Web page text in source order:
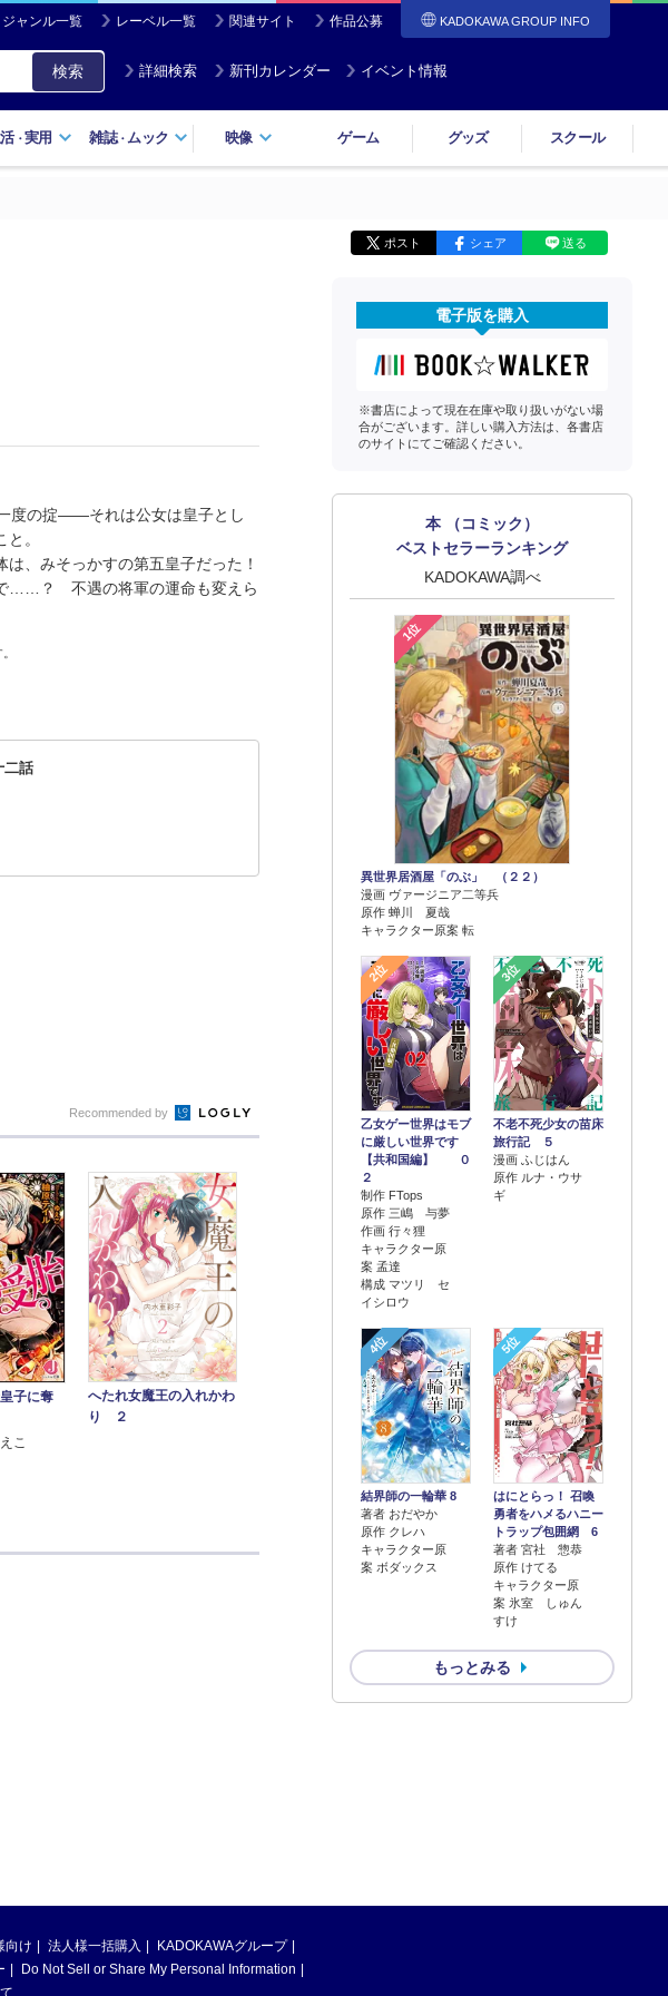
ャンル一覧 レーベル一覧 関連サイト 作品公募 KADOKAWA GROUP INFO
検索 詳細検索 新刊カレンダー イベント情報
・実用 雑誌・ ムック 映像 ゲーム グッズ スクール
ポスト シェア 送る
度の掟――それは公女は皇子とし
。
、みそっかすの第五皇子だった！
……？ 不遇の将軍の運命も変えら
二話
電子版を購入
※書店によって現在在庫や取り扱いがない場
合がございます。詳しい購入方法は、各書店
のサイトにてご確認ください。
本 （コミック）
ベストセラーランキング
KADOKAWA調べ
1位
異世界居酒屋「のぶ」 （２２）
漫画 ヴァージニア二等兵
原作 蝉川 夏哉
キャラクター原案 転
2位
乙女ゲー世界はモブ
に厳しい世界です
【共和国編】 ０
２
制作 FTops
原作 三嶋 与夢
作画 行々狸
キャラクター原
案 孟達
構成 マツリ セ
イシロウ
3位
不老不死少女の苗床
旅行記 ５
漫画 ふじはん
原作 ルナ・ウサ
ギ
4位
結界師の一輪華 8
著者 おだやか
原作 クレハ
キャラクター原
案 ボダックス
5位
はにとらっ！ 召喚
勇者をハメるハニー
トラップ包囲網 6
著者 宮社 惣恭
原作 けてる
キャラクター原
案 氷室 しゅん
すけ
もっとみる
Recommended by
子に奪
こ
へたれ女魔王の入れかわ
り ２
向け 法人様一括購入
KADOKAWAグループ
Do Not Sell or Share My Personal Information